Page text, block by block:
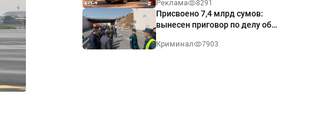
годовых
Реклама 8291
Присвоено 7,4 млрд сумов:
вынесен приговор по делу об
Ташкенте
Криминал 7903